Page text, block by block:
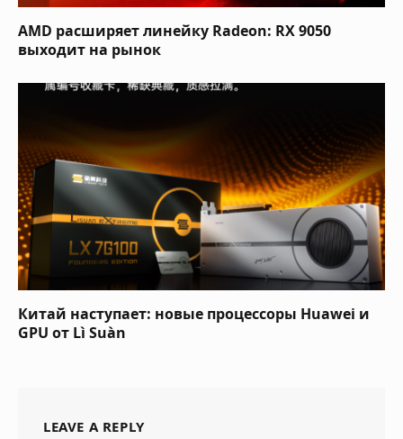
AMD расширяет линейку Radeon: RX 9050
выходит на рынок
Китай наступает: новые процессоры Huawei и
GPU от Lì Suàn
LEAVE A REPLY